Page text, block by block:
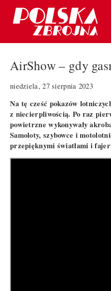
AirShow – gdy
niedziela, 27 sierpnia 2023
Na tę cześć pokazów
z niecierpliwością. Po raz
powietrzne wykonywały
Samoloty, szybowce i
przepięknymi światłami i